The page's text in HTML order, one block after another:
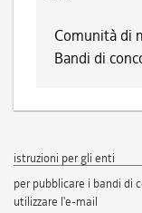
Comunità di
Bandi di
istruzioni per gli enti
per pubblicare i bandi di
utilizzare l'e-mail